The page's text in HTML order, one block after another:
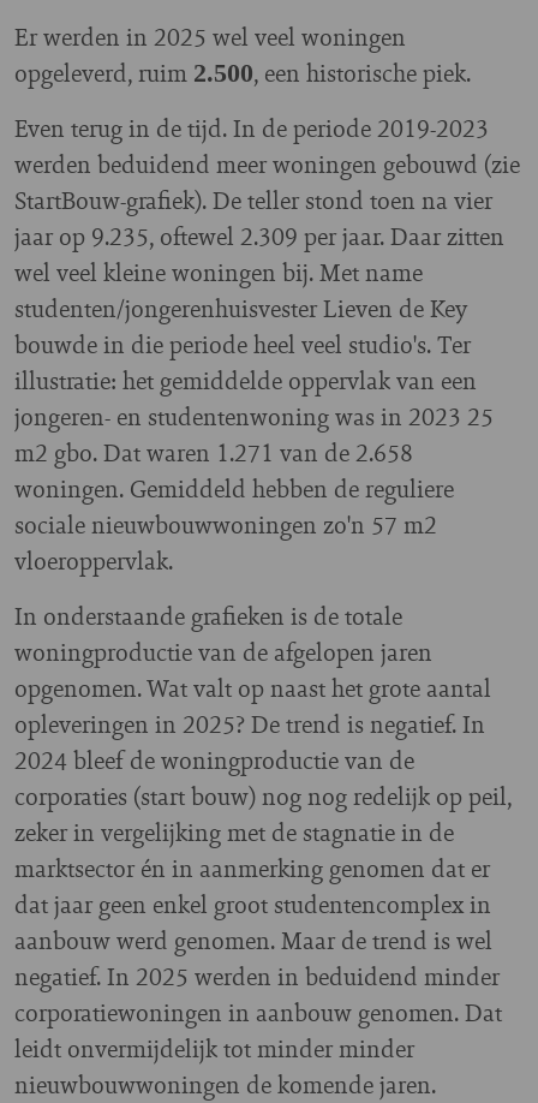
Er werden in 2025 wel veel woningen
opgeleverd, ruim 2.500, een historische piek.
Even terug in de tijd. In de periode 2019-2023
werden beduidend meer woningen gebouwd (zie
StartBouw-grafiek). De teller stond toen na vier
jaar op 9.235, oftewel 2.309 per jaar. Daar zitten
wel veel kleine woningen bij. Met name
studenten/jongerenhuisvester Lieven de Key
bouwde in die periode heel veel studio's. Ter
illustratie: het gemiddelde oppervlak van een
jongeren- en studentenwoning was in 2023 25
m2 gbo. Dat waren 1.271 van de 2.658
woningen. Gemiddeld hebben de reguliere
sociale nieuwbouwwoningen zo'n 57 m2
vloeroppervlak.
In onderstaande grafieken is de totale
woningproductie van de afgelopen jaren
opgenomen. Wat valt op naast het grote aantal
opleveringen in 2025? De trend is negatief. In
2024 bleef de woningproductie van de
corporaties (start bouw) nog nog redelijk op peil,
zeker in vergelijking met de stagnatie in de
marktsector én in aanmerking genomen dat er
dat jaar geen enkel groot studentencomplex in
aanbouw werd genomen. Maar de trend is wel
negatief. In 2025 werden in beduidend minder
corporatiewoningen in aanbouw genomen. Dat
leidt onvermijdelijk tot minder minder
nieuwbouwwoningen de komende jaren.